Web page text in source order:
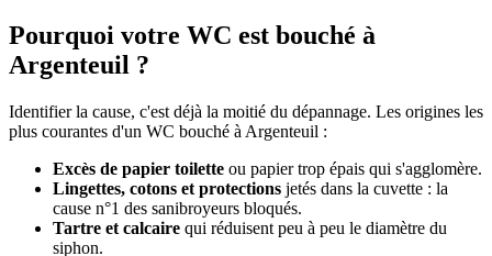
Pourquoi votre WC est bouché à
Argenteuil ?
Identifier la cause, c'est déjà la moitié du dépannage. Les origines les
plus courantes d'un WC bouché à Argenteuil :
Excès de papier toilette ou papier trop épais qui s'agglomère.
Lingettes, cotons et protections jetés dans la cuvette : la
cause n°1 des sanibroyeurs bloqués.
Tartre et calcaire qui réduisent peu à peu le diamètre du
siphon.